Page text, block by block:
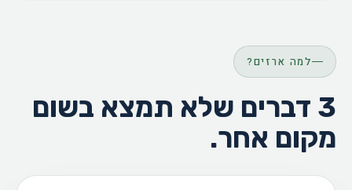
למה ארזים?
3 דברים שלא תמצא בשום
מקום אחר.